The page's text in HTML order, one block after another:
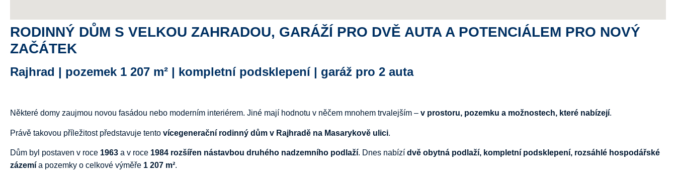
RODINNÝ DŮM S VELKOU ZAHRADOU, GARÁŽÍ PRO DVĚ AUTA A POTENCIÁLEM PRO NOVÝ
ZAČÁTEK
Rajhrad | pozemek 1 207 m² | kompletní podsklepení | garáž pro 2 auta
Některé domy zaujmou novou fasádou nebo moderním interiérem. Jiné mají hodnotu v něčem mnohem trvalejším – v prostoru, pozemku a možnostech, které nabízejí.
Právě takovou příležitost představuje tento vícegenerační rodinný dům v Rajhradě na Masarykově ulici.
Dům byl postaven v roce 1963 a v roce 1984 rozšířen nástavbou druhého nadzemního podlaží. Dnes nabízí dvě obytná podlaží, kompletní podsklepení, rozsáhlé hospodářské
zázemí a pozemky o celkové výměře 1 207 m².